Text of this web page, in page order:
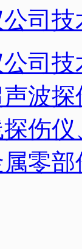
司技
司
波
伤
零